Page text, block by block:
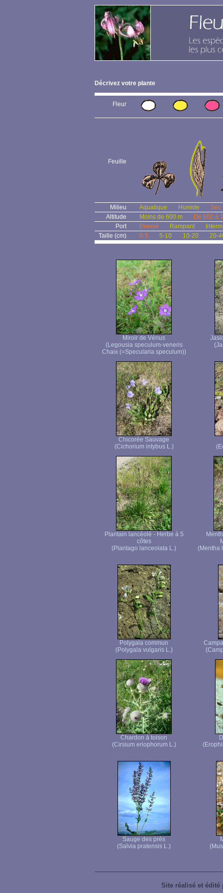
Décrivez votre plante
Fleur
Feuille
Milieu Aquatique Humide
Sec
Altitude
Moins de 600 m
De 600 à
Port
Dressé Rampant
Taille (cm)
0-5 5-10 10-20 20-
Miroir de Vénus
(Legousia speculum-veneris
Chaix (=Specularia speculum))
Chicorée Sauvage
(Cichorium intybus L.)
Plantain lancéolé - Herbe à 5
côtes
(Plantago lanceolata L.)
(Mentha
Polygala commun
(Polygala vulgaris L.)
Chardon à toison
(Cirsium eriophorum L.)
Sauge des prés
(Salvia pratensis L.)
Site réalisé et édité